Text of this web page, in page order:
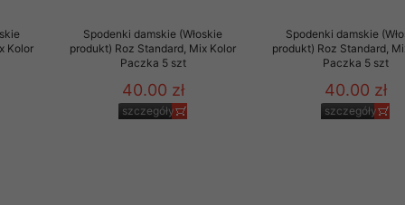
Kolor
Spodenki damskie (Włoskie
produkt) Roz Standard, Mix Kolor
Paczka 5 szt
40.00 zł
szczegóły
Spodenki damskie
produkt) Roz Standard,
Paczka 5 szt
40.00 zł
szczegóły
osobom trzecim,
na podstawie